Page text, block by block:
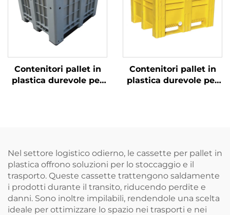
esportazione
Contenitori pallet in
plastica durevole per
Contenitori pallet in
plastica durevole per
Nel settore logistico odierno, le cassette per pallet in
plastica offrono soluzioni per lo stoccaggio e il
trasporto. Queste cassette trattengono saldamente
i prodotti durante il transito, riducendo perdite e
danni. Sono inoltre impilabili, rendendole una scelta
ideale per ottimizzare lo spazio nei trasporti e nei